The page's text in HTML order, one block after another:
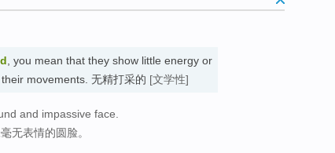
, you mean that they show little energy or
movements. 无精打采的 [文学性]
and impassive face.
无表情的圆脸。